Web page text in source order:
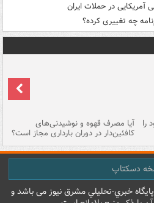
در حملات ایران
چه تغییری کرده؟
را آیا مصرف قهوه و نوشیدنی‌های
کافئین‌دار در دوران بارداری مجاز است؟
دسکتاپ
خبري-تحليلي مشرق نيوز می باشد و